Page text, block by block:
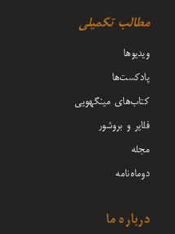
مطالب تکمیلی
ویدیوها
پادکست‌ها
کتاب‌های مینگهویی
فلایر و بروشور
مجله
دوماه‌نامه
درباره ما